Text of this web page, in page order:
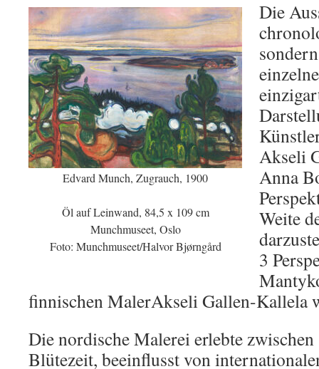
Edvard Munch, Zugrauch, 1900
Öl auf Leinwand, 84,5 x 109 cm
Munchmuseet, Oslo
Foto: Munchmuseet/Halvor Bjørngård
Die
Akseli
Anna
Weite
3
finnischen MalerAkseli Gallen-Kallela
Die nordische Malerei erlebte
Blütezeit, beeinflusst von